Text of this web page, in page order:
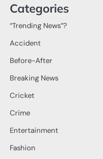
Categories
“Trending News”?
Accident
Before-After
Breaking News
Cricket
Crime
Entertainment
Fashion